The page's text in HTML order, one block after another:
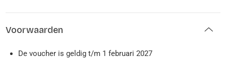
Voorwaarden
De voucher is geldig t/m 1 februari 2027